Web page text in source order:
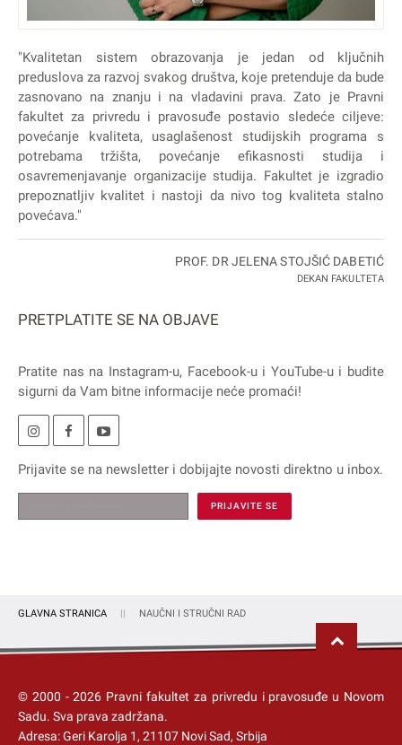
"Kvalitetan sistem obrazovanja je jedan od ključnih
preduslova za razvoj svakog društva, koje pretenduje da bude
zasnovano na znanju i na vladavini prava. Zato je Pravni
fakultet za privredu i pravosuđe postavio sledeće ciljeve:
povećanje kvaliteta, usaglašenost studijskih programa s
potrebama tržišta, povećanje efikasnosti studija i
osavremenjavanje organizacije studija. Fakultet je izgradio
prepoznatljiv kvalitet i nastoji da nivo tog kvaliteta stalno
povećava."
PROF. DR JELENA STOJŠIĆ DABETIĆ
DEKAN FAKULTETA
PRETPLATITE SE NA OBJAVE
Pratite nas na Instagram-u, Facebook-u i YouTube-u i budite
sigurni da Vam bitne informacije neće promaći!
Prijavite se na newsletter i dobijajte novosti direktno u inbox.
GLAVNA STRANICA NAUČNI I STRUČNI RAD
© 2000 -2026 Pravni fakultet za privredu i pravosuđe u Novom
Sadu. Sva prava zadržana.
Adresa: Geri Karolja 1, 21107 Novi Sad, Srbija